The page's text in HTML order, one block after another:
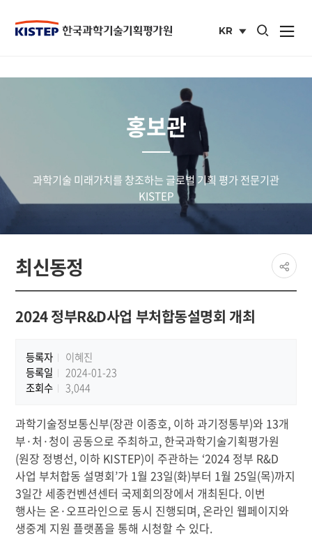
KR
통합검색 열기
사이트맵
홍보관
과학기술 미래가치를 창조하는 글로벌 기획 평가 전문기관
KISTEP
최신동정
페이지
공유
share
2024 정부R&D사업 부처합동설명회 개최
등록자
이혜진
등록일
2024-01-23
조회수
3,044
과학기술정보통신부(장관 이종호, 이하 과기정통부)와 13개
부·처·청이 공동으로 주최하고, 한국과학기술기획평가원
(원장 정병선, 이하 KISTEP)이 주관하는 ‘2024 정부 R&D
사업 부처합동 설명회’가 1월 23일(화)부터 1월 25일(목)까지
3일간 세종컨벤션센터 국제회의장에서 개최된다. 이번
행사는 온·오프라인으로 동시 진행되며, 온라인 웹페이지와
생중계 지원 플랫폼을 통해 시청할 수 있다.